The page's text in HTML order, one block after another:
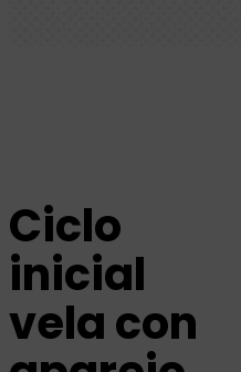
Ciclo
inicial
vela con